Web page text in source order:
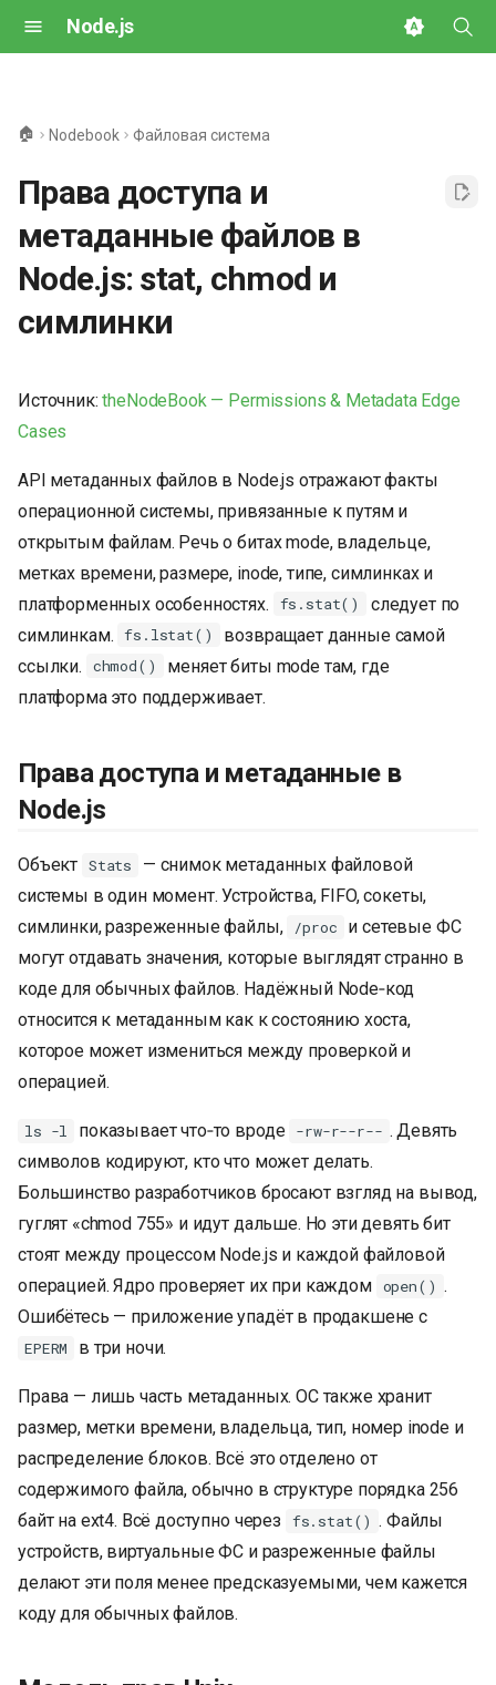
Node.js
и
а
л
з
а
ц
и
я
о
и
🏠 Nodebook Файловая система
Права доступа и
метаданные файлов в
Node.js: stat, chmod и
симлинки
Источник:theNodeBook — Permissions & Metadata Edge
Cases
API метаданных файлов в Node.js отражают факты
операционной системы, привязанные к путям и
открытым файлам. Речь о битах mode, владельце,
метках времени, размере, inode, типе, симлинках и
платформенных особенностях.
fs.stat()
следует по
симлинкам. fs.lstat()
возвращает данные самой
ссылки.
chmod()
меняет биты mode там, где
платформа это поддерживает.
Права доступа и метаданные в
Node.js
Объект Stats
— снимок метаданных файловой
системы в один момент. Устройства, FIFO, сокеты,
симлинки, разреженные файлы,
/proc
и сетевые ФС
могут отдавать значения, которые выглядят странно в
коде для обычных файлов. Надёжный Node‑код
относится к метаданным как к состоянию хоста,
которое может измениться между проверкой и
операцией.
ls -l показывает что‑то вроде -rw-r--r-- . Девять
символов кодируют, кто что может делать.
Большинство разработчиков бросают взгляд на вывод,
гуглят «chmod 755» и идут дальше. Но эти девять бит
стоят между процессом Node.js и каждой файловой
операцией. Ядро проверяет их при каждом open() .
Ошибётесь — приложение упадёт в продакшене с
EPERM в три ночи.
Права — лишь часть метаданных. ОС также хранит
размер, метки времени, владельца, тип, номер inode и
распределение блоков. Всё это отделено от
содержимого файла, обычно в структуре порядка 256
байт на ext4. Всё доступно через
fs.stat() . Файлы
устройств, виртуальные ФС и разреженные файлы
делают эти поля менее предсказуемыми, чем кажется
коду для обычных файлов.